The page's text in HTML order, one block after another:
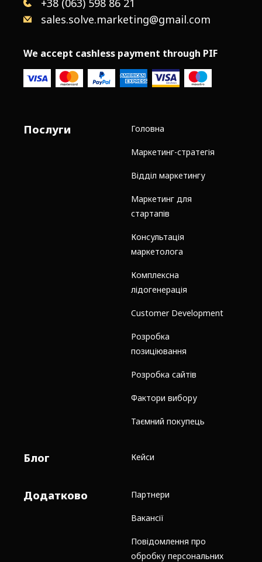
+38 (063) 598 86 21
sales.solve.marketing@gmail.com
We accept cashless payment through PIF
Послуги Головна
Маркетинг-стратегія
Відділ маркетингу
Маркетинг для
стартапів
Консультація
маркетолога
Комплексна
лідогенерація
Customer Development
Розробка
позиціювання
Розробка сайтів
Фактори вибору
Таємний покупець
Блог Кейси
Додатково Партнери
Вакансії
Повідомлення про
обробку персональних